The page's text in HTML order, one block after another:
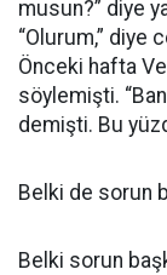
musun?” diye
“Olurum,” diye
Önceki hafta
söylemişti.
demişti. Bu
Belki de sorun
Belki sorun